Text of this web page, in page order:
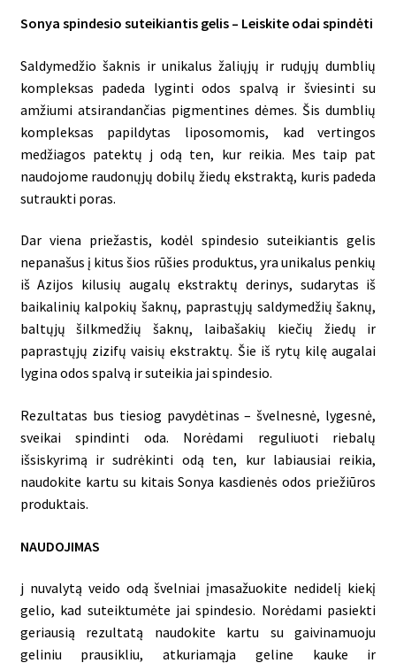
Sonya spindesio suteikiantis gelis – Leiskite odai spindėti
Saldymedžio šaknis ir unikalus žaliųjų ir rudųjų dumblių
kompleksas padeda lyginti odos spalvą ir šviesinti su
amžiumi atsirandančias pigmentines dėmes. Šis dumblių
kompleksas papildytas liposomomis, kad vertingos
medžiagos patektų j odą ten, kur reikia. Mes taip pat
naudojome raudonųjų dobilų žiedų ekstraktą, kuris padeda
sutraukti poras.
Dar viena priežastis, kodėl spindesio suteikiantis gelis
nepanašus į kitus šios rūšies produktus, yra unikalus penkių
iš Azijos kilusių augalų ekstraktų derinys, sudarytas iš
baikalinių kalpokių šaknų, paprastųjų saldymedžių šaknų,
baltųjų šilkmedžių šaknų, laibašakių kiečių žiedų ir
paprastųjų zizifų vaisių ekstraktų. Šie iš rytų kilę augalai
lygina odos spalvą ir suteikia jai spindesio.
Rezultatas bus tiesiog pavydėtinas – švelnesnė, lygesnė,
sveikai spindinti oda. Norėdami reguliuoti riebalų
išsiskyrimą ir sudrėkinti odą ten, kur labiausiai reikia,
naudokite kartu su kitais Sonya kasdienės odos priežiūros
produktais.
NAUDOJIMAS
j nuvalytą veido odą švelniai įmasažuokite nedidelį kiekį
gelio, kad suteiktumėte jai spindesio. Norėdami pasiekti
geriausią rezultatą naudokite kartu su gaivinamuoju
geliniu prausikliu, atkuriamąja geline kauke ir